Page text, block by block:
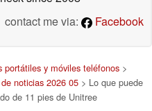
contact me via:
Facebook
portátiles y móviles teléfonos >
noticias 2026 05 > Lo que puede
de 11 pies de Unitree